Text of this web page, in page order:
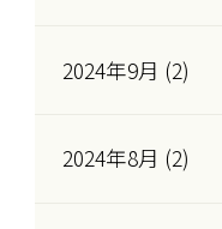
2024年9月 (2)
2024年8月 (2)